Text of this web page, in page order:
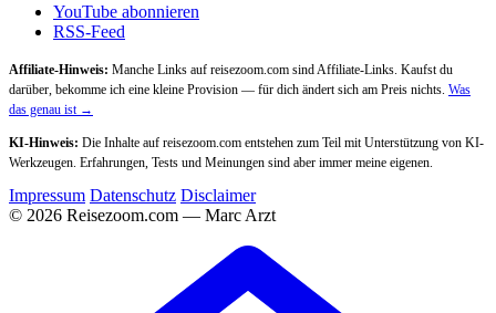
YouTube abonnieren
RSS-Feed
Affiliate-Hinweis: Manche Links auf reisezoom.com sind Affiliate-Links. Kaufst du
darüber, bekomme ich eine kleine Provision — für dich ändert sich am Preis nichts. Was
das genau ist →
KI-Hinweis: Die Inhalte auf reisezoom.com entstehen zum Teil mit Unterstützung von KI-
Werkzeugen. Erfahrungen, Tests und Meinungen sind aber immer meine eigenen.
Impressum Datenschutz Disclaimer
© 2026 Reisezoom.com — Marc Arzt